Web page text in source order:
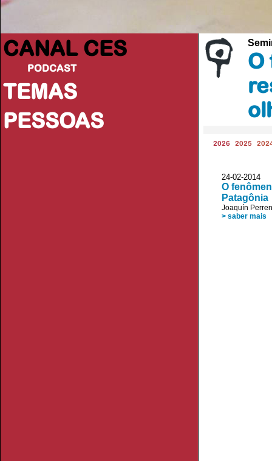
CANAL CES
PODCAST
TEMAS
PESSOAS
O
2026 2025
24-02-
O
Patagônia
Joaquín Perren
> saber mais